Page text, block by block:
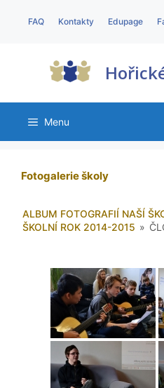
FAQ Kontakty Edupage
Menu
Fotogalerie školy
ALBUM FOTOGRAFIÍ NAŠÍ
ŠKOLNÍ ROK 2014-2015 »